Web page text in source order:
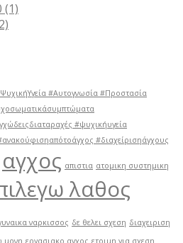
(1)
#Αυτογνωσία #Προστασία
#ψυχικήυγεία
#διαχείρισηάγχους
αγχος απιστια ατομικη συστημικη
λαθος
ναρκισσος δε θελει σχεση διαχειριση
μονη εργασιακο αγχος ετοιμη για σχεση